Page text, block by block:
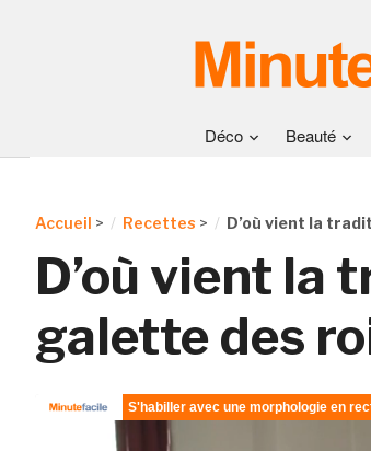
Déco Beauté
Accueil > Recettes > D’où vient la
D’où vient la
galette des